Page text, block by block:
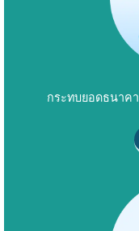
กระทบยอดธนาค